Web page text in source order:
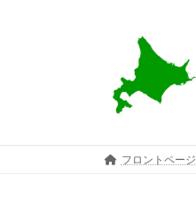
フロントページ